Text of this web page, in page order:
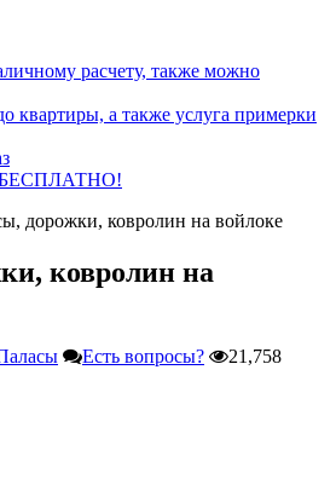
расчету, также можно
квартиры, а также услуга примерки
БЕСПЛАТНО!
дорожки, ковролин на войлоке
ковролин на
Есть вопросы?
21,758